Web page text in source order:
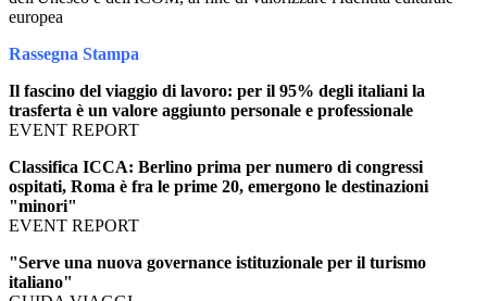
europea
Rassegna Stampa
Il fascino del viaggio di lavoro: per il 95% degli italiani la
trasferta è un valore aggiunto personale e professionale
EVENT REPORT
Classifica ICCA: Berlino prima per numero di congressi
ospitati, Roma è fra le prime 20, emergono le destinazioni
"minori"
EVENT REPORT
"Serve una nuova governance istituzionale per il turismo
italiano"